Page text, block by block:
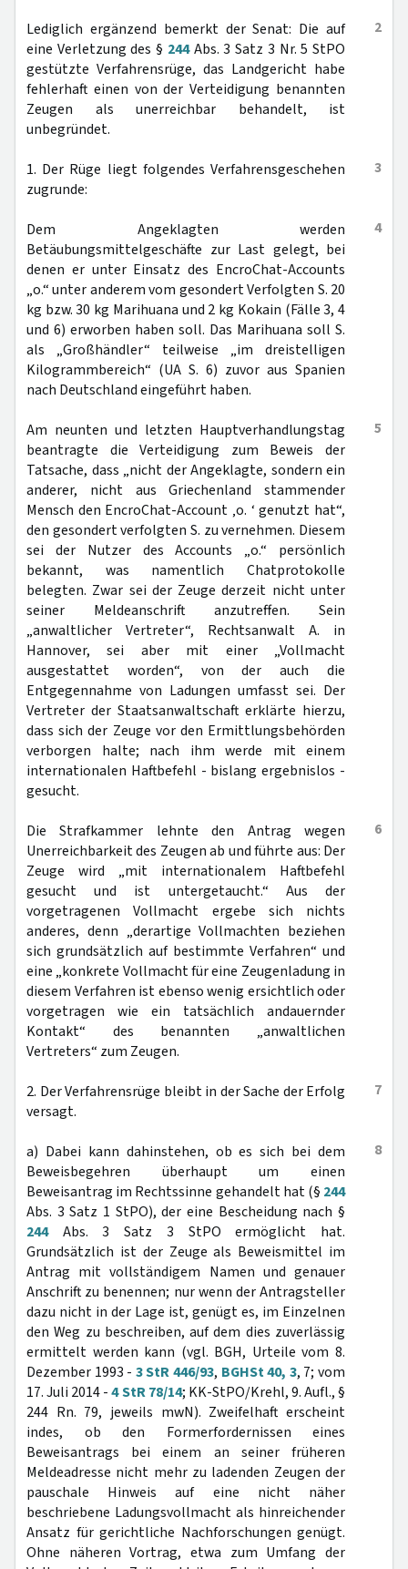
2
Lediglich ergänzend bemerkt der Senat: Die auf
eine Verletzung des § 244Abs. 3 Satz 3 Nr. 5 StPO
gestützte Verfahrensrüge, das Landgericht habe
fehlerhaft einen von der Verteidigung benannten
Zeugen als unerreichbar behandelt, ist
unbegründet.
3
1. Der Rüge liegt folgendes Verfahrensgeschehen
zugrunde:
4
Dem Angeklagten werden
Betäubungsmittelgeschäfte zur Last gelegt, bei
denen er unter Einsatz des EncroChat-Accounts
„o.“ unter anderem vom gesondert Verfolgten S. 20
kg bzw. 30 kg Marihuana und 2 kg Kokain (Fälle 3, 4
und 6) erworben haben soll. Das Marihuana soll S.
als „Großhändler“ teilweise „im dreistelligen
Kilogrammbereich“ (UA S. 6) zuvor aus Spanien
nach Deutschland eingeführt haben.
5
Am neunten und letzten Hauptverhandlungstag
beantragte die Verteidigung zum Beweis der
Tatsache, dass „nicht der Angeklagte, sondern ein
anderer, nicht aus Griechenland stammender
Mensch den EncroChat-Account ‚o. ‘ genutzt hat“,
den gesondert verfolgten S. zu vernehmen. Diesem
sei der Nutzer des Accounts „o.“ persönlich
bekannt, was namentlich Chatprotokolle
belegten. Zwar sei der Zeuge derzeit nicht unter
seiner Meldeanschrift anzutreffen. Sein
„anwaltlicher Vertreter“, Rechtsanwalt A. in
Hannover, sei aber mit einer „Vollmacht
ausgestattet worden“, von der auch die
Entgegennahme von Ladungen umfasst sei. Der
Vertreter der Staatsanwaltschaft erklärte hierzu,
dass sich der Zeuge vor den Ermittlungsbehörden
verborgen halte; nach ihm werde mit einem
internationalen Haftbefehl - bislang ergebnislos -
gesucht.
6
Die Strafkammer lehnte den Antrag wegen
Unerreichbarkeit des Zeugen ab und führte aus: Der
Zeuge wird „mit internationalem Haftbefehl
gesucht und ist untergetaucht.“ Aus der
vorgetragenen Vollmacht ergebe sich nichts
anderes, denn „derartige Vollmachten beziehen
sich grundsätzlich auf bestimmte Verfahren“ und
eine „konkrete Vollmacht für eine Zeugenladung in
diesem Verfahren ist ebenso wenig ersichtlich oder
vorgetragen wie ein tatsächlich andauernder
Kontakt“ des benannten „anwaltlichen
Vertreters“ zum Zeugen.
7
2. Der Verfahrensrüge bleibt in der Sache der Erfolg
versagt.
8
a) Dabei kann dahinstehen, ob es sich bei dem
Beweisbegehren überhaupt um einen
Beweisantrag im Rechtssinne gehandelt hat (§ 244
Abs. 3 Satz 1 StPO), der eine Bescheidung nach §
244Abs. 3 Satz 3 StPO ermöglicht hat.
Grundsätzlich ist der Zeuge als Beweismittel im
Antrag mit vollständigem Namen und genauer
Anschrift zu benennen; nur wenn der Antragsteller
dazu nicht in der Lage ist, genügt es, im Einzelnen
den Weg zu beschreiben, auf dem dies zuverlässig
ermittelt werden kann (vgl. BGH, Urteile vom 8.
Dezember 1993 - 3 StR 446/93, BGHSt 40, 3, 7; vom
17. Juli 2014 -4 StR 78/14; KK-StPO/Krehl, 9. Aufl., §
244 Rn. 79, jeweils mwN). Zweifelhaft erscheint
indes, ob den Formerfordernissen eines
Beweisantrags bei einem an seiner früheren
Meldeadresse nicht mehr zu ladenden Zeugen der
pauschale Hinweis auf eine nicht näher
beschriebene Ladungsvollmacht als hinreichender
Ansatz für gerichtliche Nachforschungen genügt.
Ohne näheren Vortrag, etwa zum Umfang der